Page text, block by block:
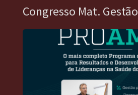
Congresso Mat. Gestão